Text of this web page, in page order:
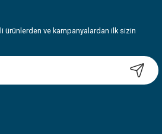
ederiz.
veya görüntülenemiyor.
bilgiler bulunuyor.
olmalı.
ürünlerden ve kampanyalardan ilk sizin